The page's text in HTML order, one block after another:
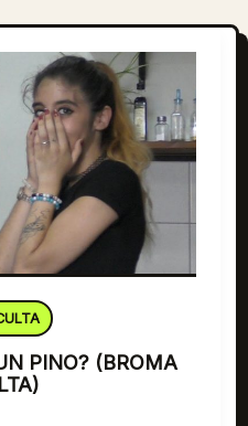
PINO? (BROMA